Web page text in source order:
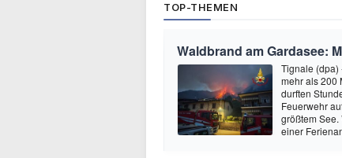
TOP-THEMEN
Waldbrand am Gardasee:
Tignale (dpa)
mehr als 200
durften
Feuerwehr
größtem
einer